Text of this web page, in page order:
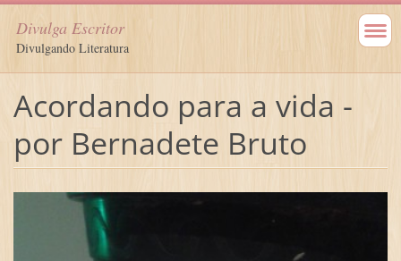
Divulga Escritor
Divulgando Literatura
Acordando para a vida -
por Bernadete Bruto